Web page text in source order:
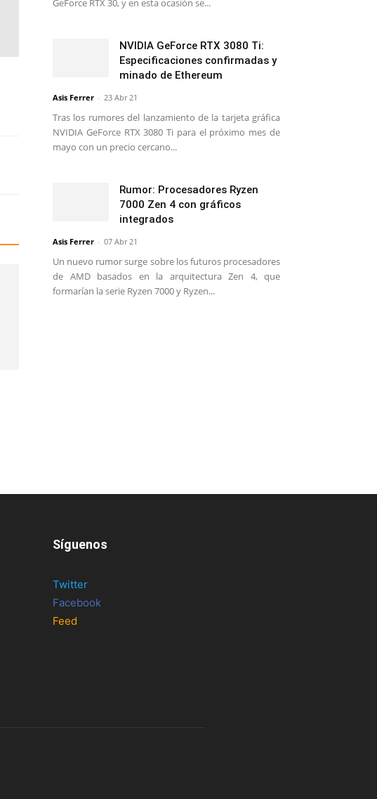
GeForce RTX 30, y en esta ocasión se...
NVIDIA GeForce RTX 3080 Ti:
Especificaciones confirmadas y
minado de Ethereum
Asis Ferrer - 23 Abr 21
Tras los rumores del lanzamiento de la tarjeta gráfica
NVIDIA GeForce RTX 3080 Ti para el próximo mes de
mayo con un precio cercano...
Rumor: Procesadores Ryzen
7000 Zen 4 con gráficos
integrados
Asis Ferrer - 07 Abr 21
Un nuevo rumor surge sobre los futuros procesadores
de AMD basados en la arquitectura Zen 4, que
formarían la serie Ryzen 7000 y Ryzen...
Síguenos
Twitter
Facebook
Feed